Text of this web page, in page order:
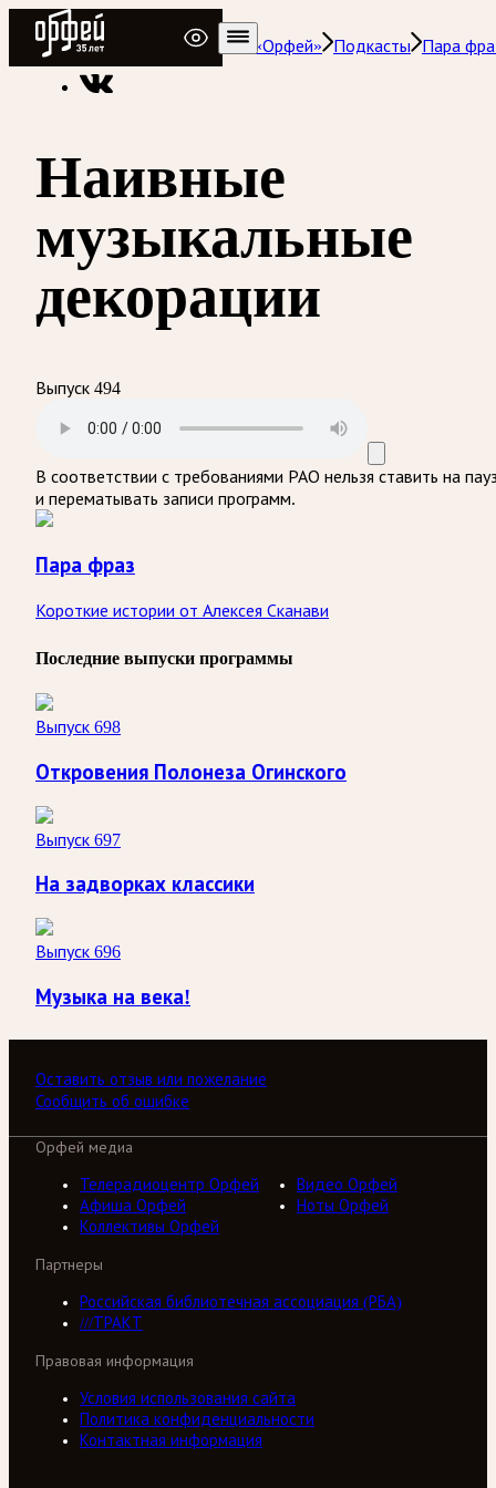
Радио Орфей
Радио классической музыки «Орфей»
Подкасты Пара
Наивные
музыкальные
декорации
Выпуск 494
В соответствии с требованиями РАО нельзя ставить на
и перематывать записи программ.
Пара фраз
Короткие истории от Алексея Сканави
Последние выпуски программы
Выпуск 698
Откровения Полонеза Огинского
Выпуск 697
На задворках классики
Выпуск 696
Музыка на века!
Оставить отзыв или пожелание
Сообщить об ошибке
Орфей медиа
Телерадиоцентр Орфей
Видео Орфей
Афиша Орфей
Ноты Орфей
Коллективы Орфей
Партнеры
Российская библиотечная ассоциация (РБА)
///ТРАКТ
Правовая информация
Условия использования сайта
Политика конфиденциальности
Контактная информация